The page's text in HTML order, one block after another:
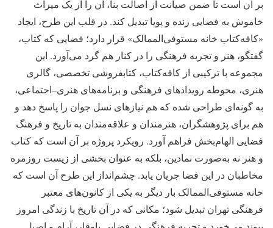
بر آن است تا ضمن صیانت از اصالت بنا، آن را از یک میراث
خاموش به فضایی زنده و پویا تبدیل کند. در قلب این طرح، ایجاد
«کافه‌کتاب خانه مستوفی‌الممالک» قرار دارد؛ فضایی که کتاب،
گفتگو، هنر و تجربه فرهنگی را در کنار هم گرد می‌آورد. این
مجموعه با ترکیبی از کافه‌کتاب، کتابفروشی تخصصی، گالری
هنری، محوطه رویدادهای فرهنگی و برنامه‌های هنری–اجتماعی،
به گونه‌ای طراحی شده که هم نیازهای نسل جوان را پاسخ دهد و
هم برای پژوهشگران، هنرمندان و علاقه‌مندان به تاریخ و فرهنگ
فضایی الهام‌بخش فراهم آورد. رویکرد پروژه بر آن است که کتاب
و هنر نه به‌صورت نمادین، بلکه به عنوان بخشی از زیست روزمره
مخاطبان در این فضا جریان یابد. چشم‌انداز این طرح آن است که
خانه مستوفی‌الممالک بار دیگر به یکی از کانون‌های معتبر
فرهنگی تهران تبدیل شود؛ مکانی که در آن تاریخ با زندگی امروز